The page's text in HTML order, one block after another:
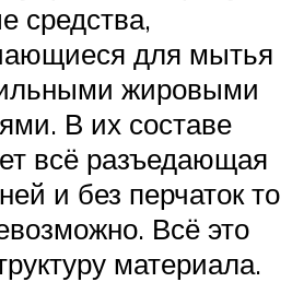
средства,
для мытья
жировыми
В их составе
всё разъедающая
и без перчаток то
Всё это
материала.